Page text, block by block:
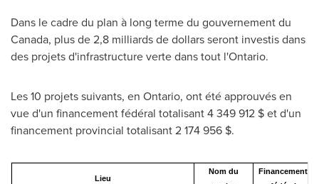
Dans le cadre du plan à long terme du gouvernement du
Canada, plus de 2,8 milliards de dollars seront investis dans
des projets d'infrastructure verte dans tout l'Ontario.
Les 10 projets suivants, en Ontario, ont été approuvés en
vue d'un financement fédéral totalisant 4 349912 $ etd'un
financement provincial totalisant 2 174 956 $.
Lieu
Nom du
Financement